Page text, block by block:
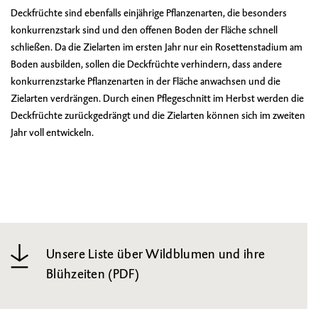
Deckfrüchte sind ebenfalls einjährige Pflanzenarten, die besonders
konkurrenzstark sind und den offenen Boden der Fläche schnell
schließen. Da die Zielarten im ersten Jahr nur ein Rosettenstadium am
Boden ausbilden, sollen die Deckfrüchte verhindern, dass andere
konkurrenzstarke Pflanzenarten in der Fläche anwachsen und die
Zielarten verdrängen. Durch einen Pflegeschnitt im Herbst werden die
Deckfrüchte zurückgedrängt und die Zielarten können sich im zweiten
Jahr voll entwickeln.
Unsere Liste über Wildblumen und ihre
Blühzeiten (PDF)